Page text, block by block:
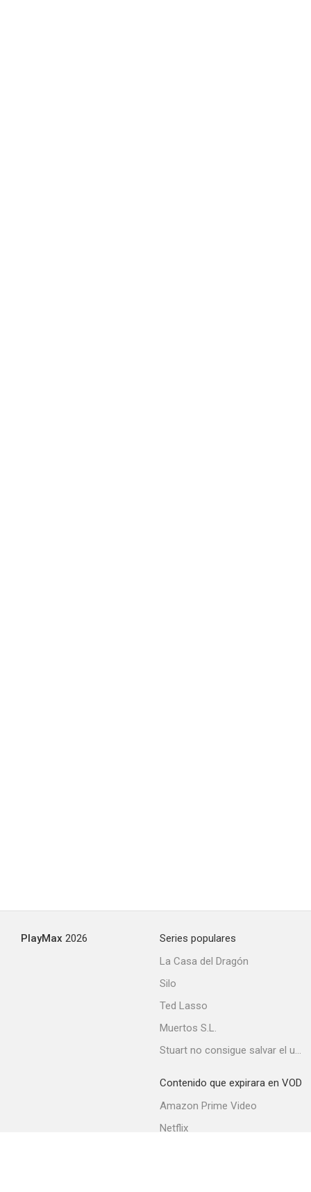
PlayMax 2026
Series populares
La Casa del Dragón
Silo
Ted Lasso
Muertos S.L.
Stuart no consigue salvar el universo
Contenido que expirara en VOD
Amazon Prime Video
Netflix